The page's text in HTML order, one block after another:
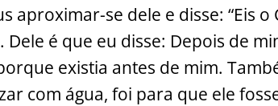
aproximar-se dele e disse: “Eis
é que eu disse: Depois de
existia antes de mim.
com água, foi para que ele